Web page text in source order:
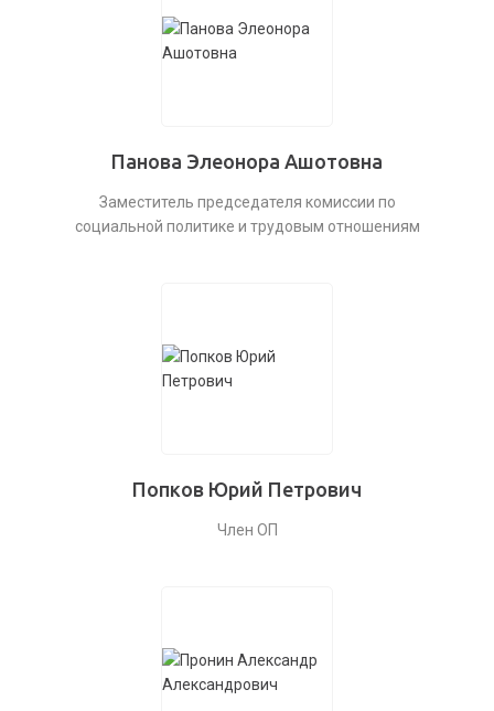
Панова Элеонора Ашотовна
Заместитель председателя комиссии по
социальной политике и трудовым отношениям
Попков Юрий Петрович
Член ОП